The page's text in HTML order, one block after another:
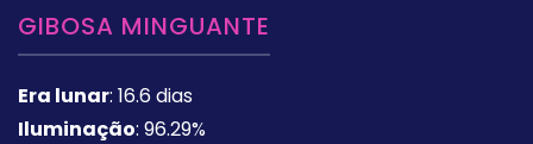
GIBOSA MINGUANTE
Era lunar: 16.6 dias
Iluminação: 96.29%